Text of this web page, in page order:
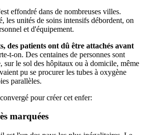
effondré dans de nombreuses villes.
les unités de soins intensifs débordent, on
et d'équipement.
des patients ont dû être attachés avant
t-on. Des centaines de personnes sont
sur le sol des hôpitaux ou à domicile, même
pu se procurer les tubes à oxygène
parallèles.
pour créer cet enfer:
marquées